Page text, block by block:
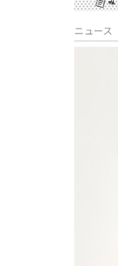
ニュース